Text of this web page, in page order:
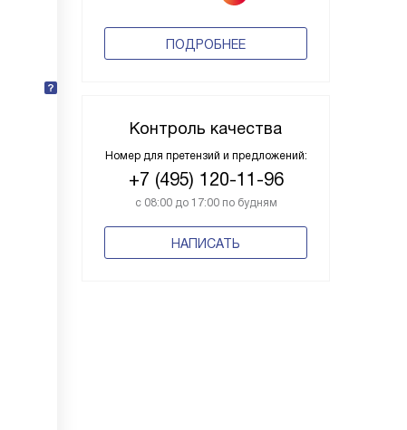
ПОДРОБНЕЕ
Контроль качества
Номер для претензий и предложений:
+7 (495) 120-11-96
с 08:00 до 17:00 по будням
НАПИСАТЬ